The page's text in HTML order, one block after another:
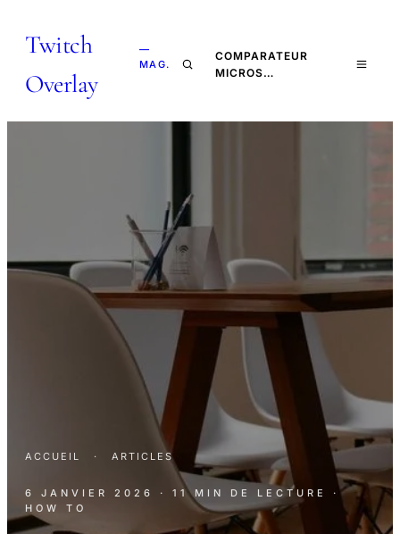
Twitch
Overlay
—
MAG.
COMPARATEUR
MICROS…
ACCUEIL · ARTICLES
6 JANVIER 2026 · 11 MIN DE LECTURE
·
HOW TO